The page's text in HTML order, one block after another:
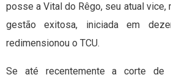
posse a Vital do Rêgo, seu atual vice,
gestão exitosa, iniciada em
redimensionou o TCU.
Se até recentemente a corte de